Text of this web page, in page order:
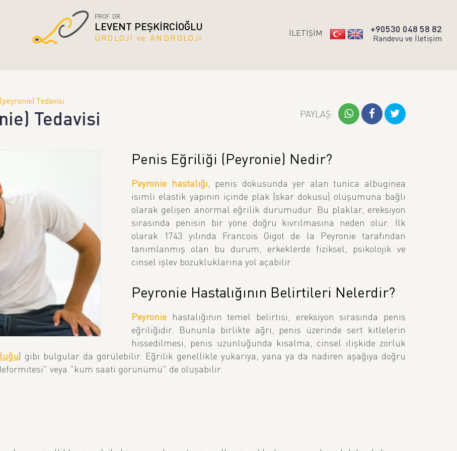
PROF. DR.
LEVENT PEŞKİRCİOĞLU
ÜROLOJİ ve ANDROLOJİ
+90530 048 58 82
Randevu ve İletişim
İLETİŞİM
Tedavisi
Tedavisi
Penis Eğriliği (Peyronie) Nedir?
Peyronie hastalığı , penis dokusunda yer alan tunica albuginea
isimli elastik yapının içinde plak (skar dokusu) oluşumuna bağlı
olarak gelişen anormal eğrilik durumudur. Bu plaklar, ereksiyon
sırasında penisin bir yöne doğru kıvrılmasına neden olur. İlk
olarak 1743 yılında Francois Gigot de la Peyronie tarafından
tanımlanmış olan bu durum, erkeklerde fiziksel, psikolojik ve
cinsel işlev bozukluklarına yol açabilir.
Peyronie Hastalığının Belirtileri Nelerdir?
Peyronie hastalığının temel belirtisi, ereksiyon sırasında penis
eğriliğidir. Bununla birlikte ağrı, penis üzerinde sert kitlelerin
hissedilmesi, penis uzunluğunda kısalma, cinsel ilişkide zorluk
) gibi bulgular da görülebilir. Eğrilik genellikle yukarıya, yana ya da nadiren aşağıya doğru
veya "kum saati görünümü" de oluşabilir.